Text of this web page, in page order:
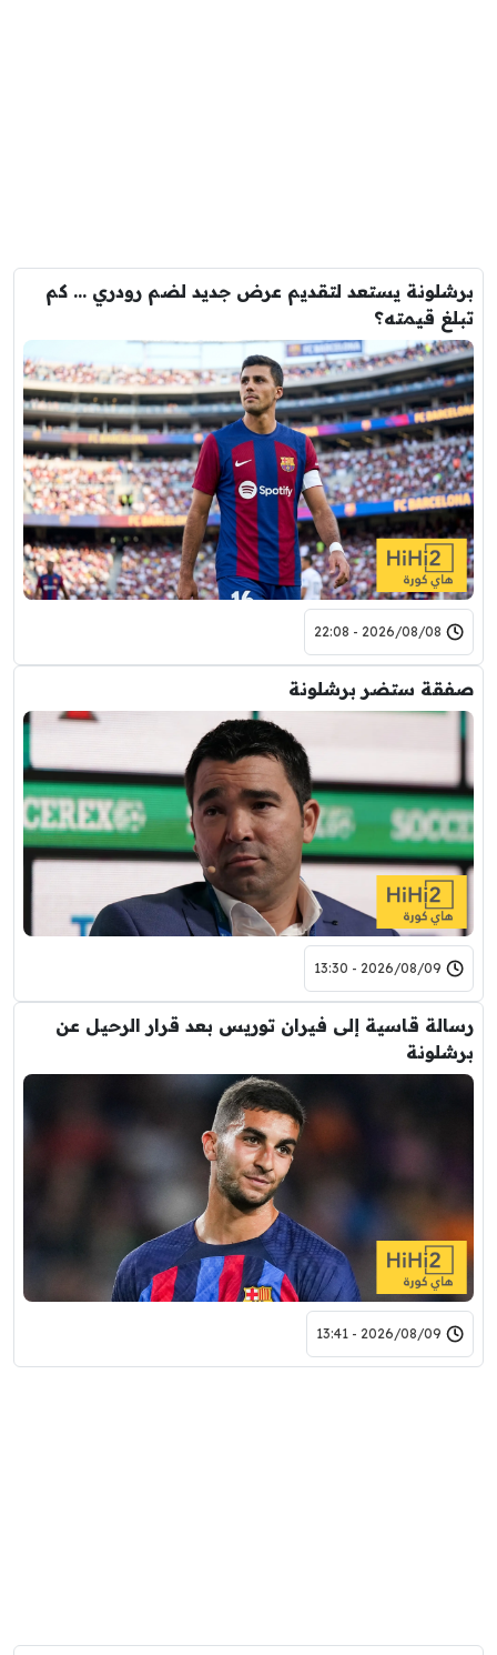
برشلونة يستعد لتقديم عرض جديد لضم رودري … كم
تبلغ قيمته؟
2026/08/08 - 22:08
صفقة ستضر برشلونة
2026/08/09 - 13:30
رسالة قاسية إلى فيران توريس بعد قرار الرحيل عن
برشلونة
2026/08/09 - 13:41